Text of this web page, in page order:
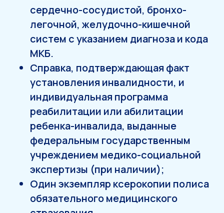
сердечно-сосудистой, бронхо-
легочной, желудочно-кишечной
систем с указанием диагноза и кода
МКБ.
Справка, подтверждающая факт
установления инвалидности, и
индивидуальная программа
реабилитации или абилитации
ребенка-инвалида, выданные
федеральным государственным
учреждением медико-социальной
экспертизы (при наличии);
Один экземпляр ксерокопии полиса
обязательного медицинского